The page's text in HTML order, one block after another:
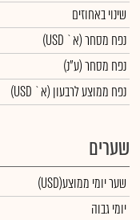
שינוי באחוזים
נפח מסחר(א` USD)
נפח מסחר(ע"נ)
נפח ממוצע לרבעון (א` USD)
שערים
שער יומי ממוצע(USD)
יומי גבוה